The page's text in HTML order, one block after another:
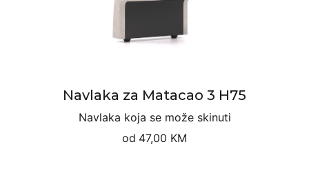
Navlaka za Matacao 3 H75
Navlaka koja se može skinuti
od 47,00 KM